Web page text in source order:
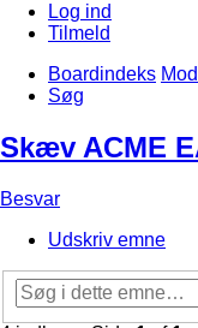
Log ind
Tilmeld
Boardindeks
Søg
Skæv ACME
Besvar
Udskriv emne